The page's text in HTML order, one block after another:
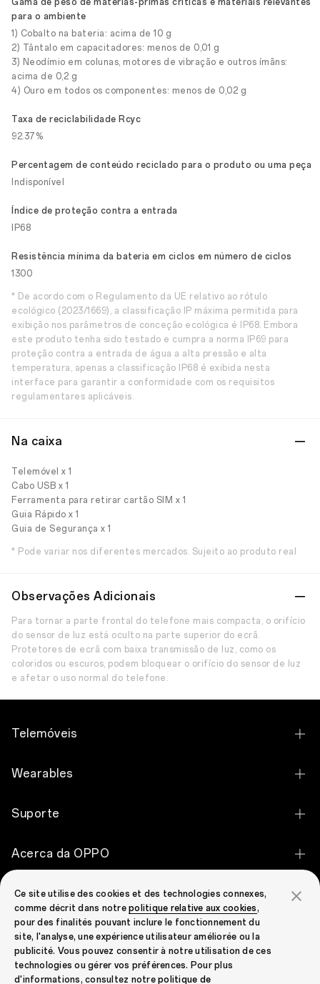
Gama de peso de matérias-primas críticas e materiais relevantes
para o ambiente
1) Cobalto na bateria: acima de 10 g
2) Tântalo em capacitadores: menos de 0,01 g
3) Neodímio em colunas, motores de vibração e outros ímãns:
acima de 0,2 g
4) Ouro em todos os componentes: menos de 0,02 g
Taxa de reciclabilidade Rcyc
92.37%
Percentagem de conteúdo reciclado para o produto ou uma peça
Indisponível
Índice de proteção contra a entrada
IP68
Resistência mínima da bateria em ciclos em número de ciclos
1300
* De acordo com o Regulamento da UE relativo ao rótulo
ecológico (2023/1669), a classificação IP máxima permitida para
exibição nos parâmetros de conceção ecológica é IP68. Embora
este produto tenha sido testado e cumpra a norma IP69 para
proteção contra a entrada de água a alta pressão e alta
temperatura, apenas a classificação IP68 é exibida nesta
interface para garantir a conformidade com os requisitos
regulamentares aplicáveis.
Na caixa
Telemóvel x 1
Cabo USB x 1
Ferramenta para retirar cartão SIM x 1
Guia Rápido x 1
Guia de Segurança x 1
* Pode variar nos diferentes mercados. Sujeito ao produto real
Observações Adicionais
Para tornar a parte frontal do telefone mais compacta, o orifício
do sensor de luz está oculto na parte superior do ecrã.
Protetores de ecrã com baixa transmissão de luz, como os
coloridos ou escuros, podem bloquear o orifício do sensor de luz
e afetar o uso normal do telefone.
Telemóveis
OPPO Find X9 Ultra
OPPO Find X9
OPPO Reno16 Pro 5G
OPPO Reno16 F 5G
OPPO Reno16 FS 5G
OPPO A6 Pro 5G
Wearables
OPPO Watch X3
OPPO Watch X2
OPPO Enco Air5
OPPO Enco Air5s
OPPO Enco Air5 Pro
Suporte
Contacte-nos
Security Response Center
GARANTIA LIMITADA
Acerca da OPPO
A nossa história
OPPO Apex Guard
Notícias
OPPO Community
OPPO Community
Ce site utilise des cookies et des technologies connexes,
comme décrit dans notre politique relative aux cookies,
pour des finalités pouvant inclure le fonctionnement du
site, l'analyse, une expérience utilisateur améliorée ou la
publicité. Vous pouvez consentir à notre utilisation de ces
technologies ou gérer vos préférences. Pour plus
d'informations, consultez notre politique de